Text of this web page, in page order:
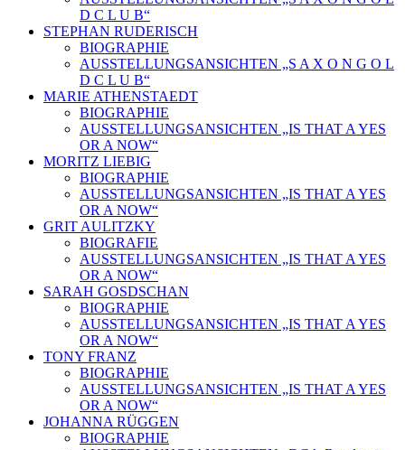
D C L U B“
STEPHAN RUDERISCH
BIOGRAPHIE
AUSSTELLUNGSANSICHTEN „S A X O N G O L
D C L U B“
MARIE ATHENSTAEDT
BIOGRAPHIE
AUSSTELLUNGSANSICHTEN „IS THAT A YES
OR A NOW“
MORITZ LIEBIG
BIOGRAPHIE
AUSSTELLUNGSANSICHTEN „IS THAT A YES
OR A NOW“
GRIT AULITZKY
BIOGRAFIE
AUSSTELLUNGSANSICHTEN „IS THAT A YES
OR A NOW“
SARAH GOSDSCHAN
BIOGRAPHIE
AUSSTELLUNGSANSICHTEN „IS THAT A YES
OR A NOW“
TONY FRANZ
BIOGRAPHIE
AUSSTELLUNGSANSICHTEN „IS THAT A YES
OR A NOW“
JOHANNA RÜGGEN
BIOGRAPHIE